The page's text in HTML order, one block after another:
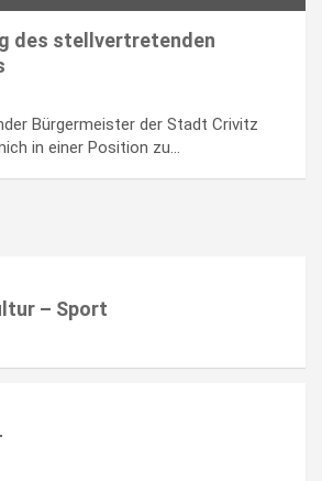
des stellvertretenden
Bürgermeister der Stadt Crivitz
in einer Position zu…
– Sport